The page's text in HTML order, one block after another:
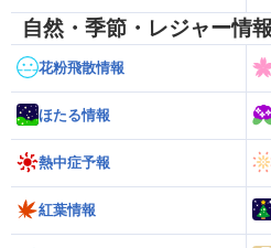
自然・季節・レジャー情報
花粉飛散情報
ほたる情報
熱中症予報
紅葉情報